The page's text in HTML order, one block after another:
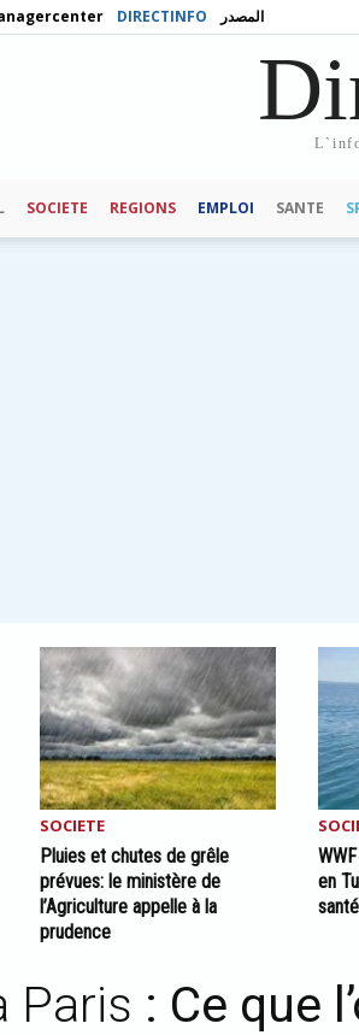
DIRECTINFO المصدر
SOCIETE REGIONS EMPLOI SANTE
SOCIETE
Pluies et chutes de grêle
prévues: le ministère de
l’Agriculture appelle à la
prudence
en
Paris : Ce que